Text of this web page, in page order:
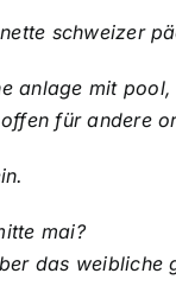
schweizer
anlage mit
für andere
mai?
das weibliche